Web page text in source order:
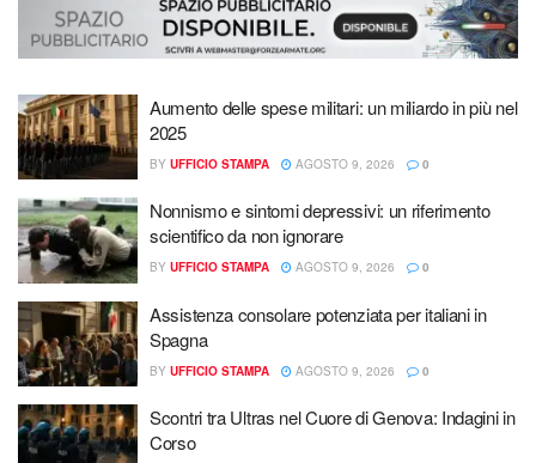
Aumento delle spese militari: un miliardo in più nel
2025
BY UFFICIO STAMPA AGOSTO 9, 2026 0
Nonnismo e sintomi depressivi: un riferimento
scientifico da non ignorare
BY UFFICIO STAMPA AGOSTO 9, 2026 0
Assistenza consolare potenziata per italiani in
Spagna
BY UFFICIO STAMPA AGOSTO 9, 2026 0
Scontri tra Ultras nel Cuore di Genova: Indagini in
Corso